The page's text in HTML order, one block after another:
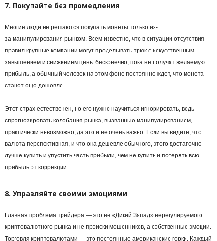
7. Покупайте без промедления
Многие люди не решаются покупать монеты только из-
за манипулирования рынком. Всем известно, что в ситуации отсутствия
правил крупные компании могут проделывать трюк с искусственным
завышением и снижением цены бесконечно, пока не получат желаемую
прибыль, а обычный человек на этом фоне постоянно ждет, что монета
станет еще дешевле.
Этот страх естественен, но его нужно научиться игнорировать, ведь
спрогнозировать колебания рынка, вызванные манипулированием,
практически невозможно, да это и не очень важно. Если вы видите, что
валюта перспективная, и что она дешевле обычного, этого достаточно —
лучше купить и упустить часть прибыли, чем не купить и потерять всю
прибыль от коррекции.
8. Управляйте своими эмоциями
Главная проблема трейдера — это не «Дикий Запад» нерегулируемого
криптовалютного рынка и не происки мошенников, а собственные эмоции.
Торговля криптовалютами — это постоянные американские горки. Каждый